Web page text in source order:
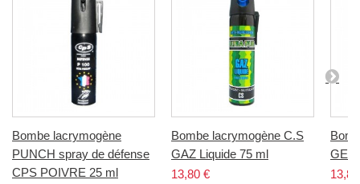
Bombe lacrymogène
PUNCH spray de défense
CPS POIVRE 25 ml
Bombe lacrymogène C.S
GAZ Liquide 75 ml
13,80 €
GEL